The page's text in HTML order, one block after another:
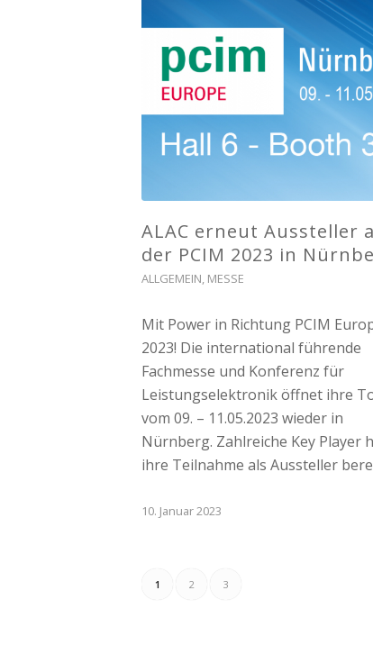
ALAC erneut Aussteller
der PCIM 2023 in
ALLGEMEIN MESSE
Mit Power in Richtung PCIM
2023! Die international führende
Fachmesse und Konferenz für
Leistungselektronik öffnet ihre
vom 09. – 11.05.2023 wieder in
Nürnberg. Zahlreiche Key Player
ihre Teilnahme als Aussteller
10. Januar 2023
1 2 3